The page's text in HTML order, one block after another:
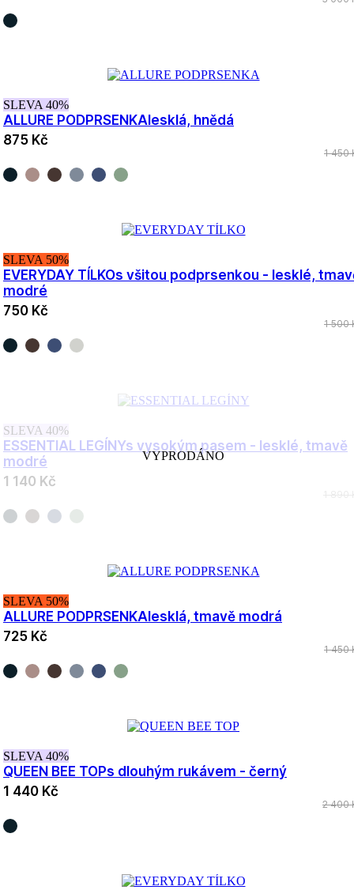
SLEVA 40%
ALLURE PODPRSENKAlesklá, hnědá
875 Kč
1 450
SLEVA 50%
EVERYDAY TÍLKOs všitou podprsenkou - lesklé,
modré
750 Kč
1 500
SLEVA 40%
ESSENTIAL LEGÍNYs vysokým pasem - lesklé, tmavě
modré
1 140 Kč
VYPRODÁNO
SLEVA 50%
ALLURE PODPRSENKAlesklá, tmavě modrá
725 Kč
1 450
SLEVA 40%
QUEEN BEE TOPs dlouhým rukávem - černý
1 440 Kč
2 400